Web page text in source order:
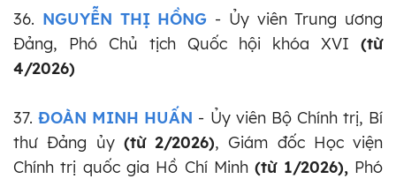
36. NGUYỄN THỊ HỒNG - Ủy viên Trung ương
Đảng, Phó Chủ tịch Quốc hội khóa XVI (từ
4/2026)
37. ĐOÀN MINH HUẤN - Ủy viên Bộ Chính trị, Bí
thư Đảng ủy (từ 2/2026), Giám đốc Học viện
Chính trị quốc gia Hồ Chí Minh(từ 1/2026),Phó